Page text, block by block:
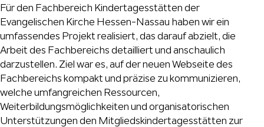
Für den Fachbereich Kindertagesstätten der
Evangelischen Kirche Hessen-Nassau haben wir ein
umfassendes Projekt realisiert, das darauf abzielt, die
Arbeit des Fachbereichs detailliert und anschaulich
darzustellen. Ziel war es, auf der neuen Webseite des
Fachbereichs kompakt und präzise zu kommunizieren,
welche umfangreichen Ressourcen,
Weiterbildungsmöglichkeiten und organisatorischen
Unterstützungen den Mitgliedskindertagesstätten zur